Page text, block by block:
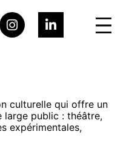
culturelle qui offre un
public : théâtre,
expérimentales,